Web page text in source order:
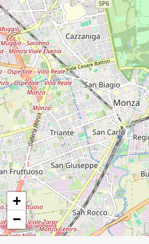
18
4
11
+
−